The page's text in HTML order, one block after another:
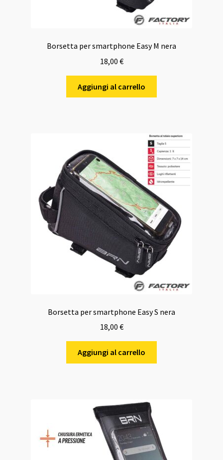
Borsetta per smartphone Easy M nera
18,00 €
Aggiungi al carrello
Borsetta per smartphone Easy S nera
18,00 €
Aggiungi al carrello